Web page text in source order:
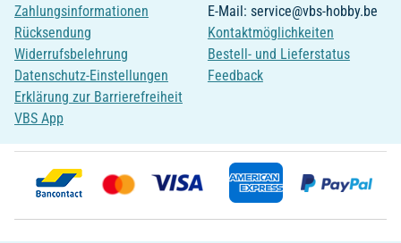
Zahlungsinformationen
Rücksendung
Widerrufsbelehrung
Datenschutz-Einstellungen
Erklärung zur Barrierefreiheit
VBS App
E-Mail: service@vbs-hobby.be
Kontaktmöglichkeiten
Bestell- und Lieferstatus
Feedback